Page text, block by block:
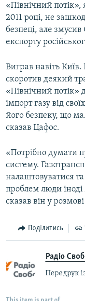
«Північний
2011 році, не
безпеці, але
експорту
Виграв навіть
скоротив деякий
«Північний потік»
імпорт газу від
його безпеку, що
сказав Цафос.
«Потрібно думати
систему.
налаштовуватися
проблем люди
сказав він у розмові
Поділитись
Радіо
Передрук